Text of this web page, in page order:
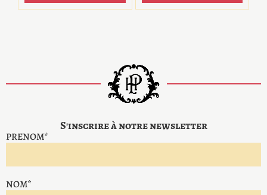
S'inscrire à notre newsletter
PRENOM*
NOM*